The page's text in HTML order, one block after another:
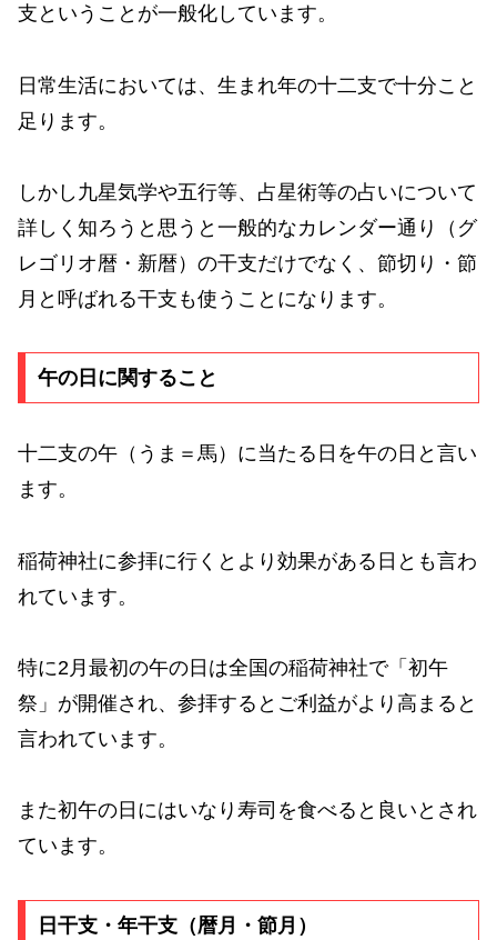
支ということが一般化しています。
日常生活においては、生まれ年の十二支で十分こと
足ります。
しかし九星気学や五行等、占星術等の占いについて
詳しく知ろうと思うと一般的なカレンダー通り（グ
レゴリオ暦・新暦）の干支だけでなく、節切り・節
月と呼ばれる干支も使うことになります。
午の日に関すること
十二支の午（うま＝馬）に当たる日を午の日と言い
ます。
稲荷神社に参拝に行くとより効果がある日とも言わ
れています。
特に2月最初の午の日は全国の稲荷神社で「初午
祭」が開催され、参拝するとご利益がより高まると
言われています。
また初午の日にはいなり寿司を食べると良いとされ
ています。
日干支・年干支（暦月・節月）